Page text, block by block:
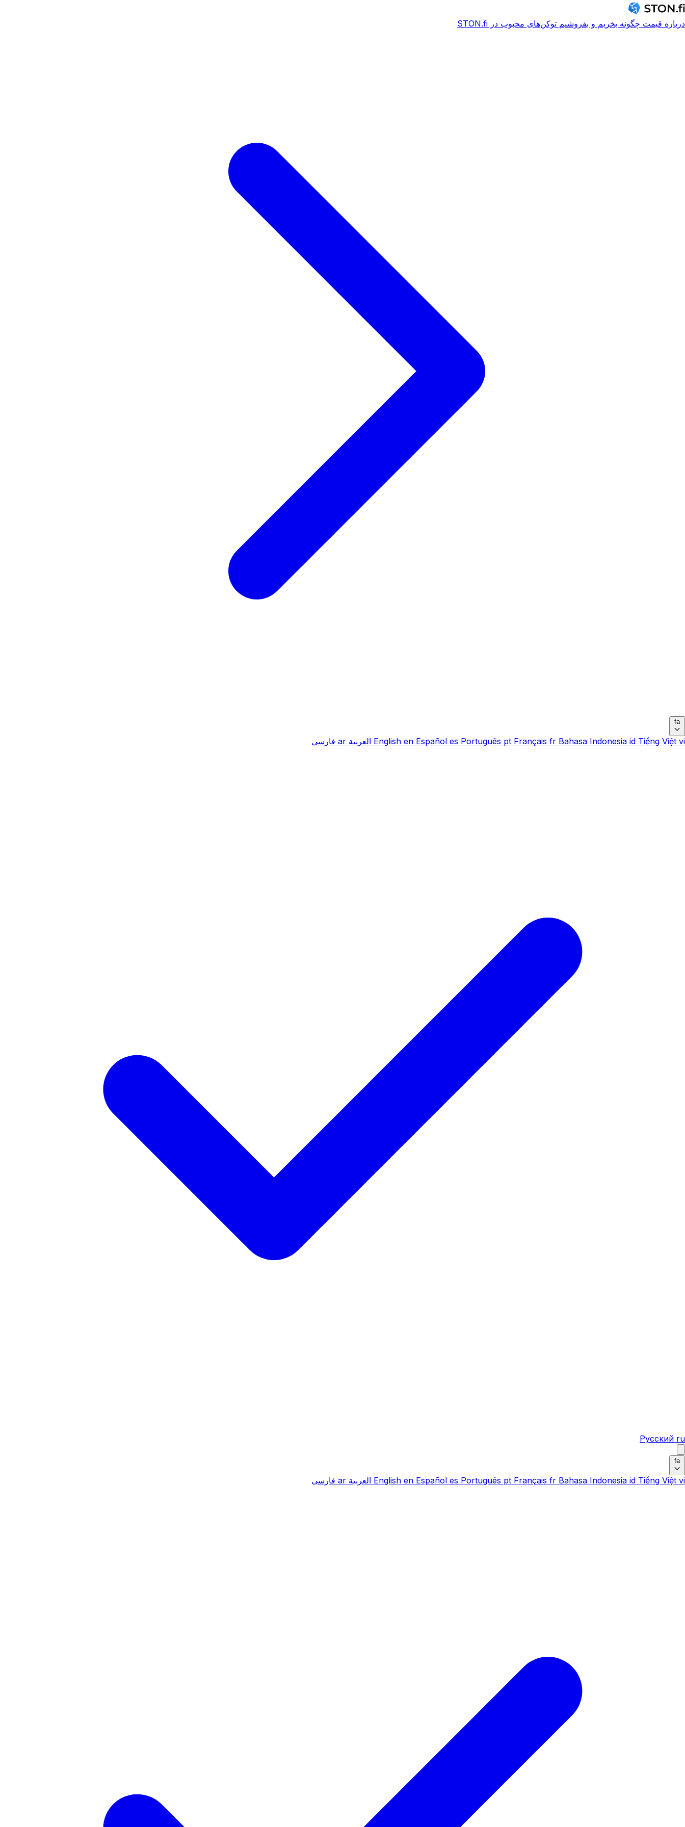
درباره قیمت چگونه بخریم و بفروشیم توکن‌های محبوب در STON.fi
fa
English en Español es Português pt Français fr Bahasa Indonesia id Tiếng Việt vi العربية ar فارسی
Русский ru
fa
English en Español es Português pt Français fr Bahasa Indonesia id Tiếng Việt vi العربية ar فارسی